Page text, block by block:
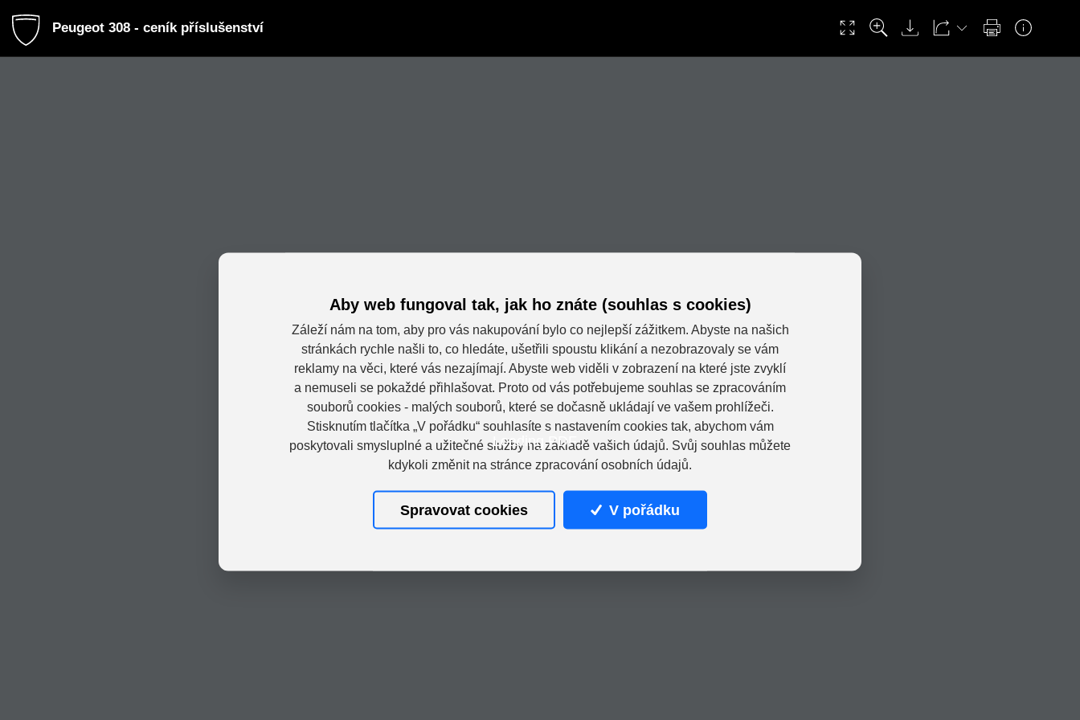
Peugeot 308 - ceník příslušenství
Loading PDF...
Aby web fungoval tak, jak ho znáte (souhlas s cookies)
Záleží nám na tom, aby pro vás nakupování bylo co nejlepší zážitkem. Abyste na našich
stránkách rychle našli to, co hledáte, ušetřili spoustu klikání a nezobrazovaly se vám
reklamy na věci, které vás nezajímají. Abyste web viděli v zobrazení na které jste zvyklí
a nemuseli se pokaždé přihlašovat. Proto od vás potřebujeme souhlas se zpracováním
souborů cookies - malých souborů, které se dočasně ukládají ve vašem prohlížeči.
Stisknutím tlačítka „V pořádku“ souhlasíte s nastavením cookies tak, abychom vám
poskytovali smysluplné a užitečné služby na základě vašich údajů. Svůj souhlas můžete
kdykoli změnit na stránce zpracování osobních údajů.
Spravovat cookies V pořádku